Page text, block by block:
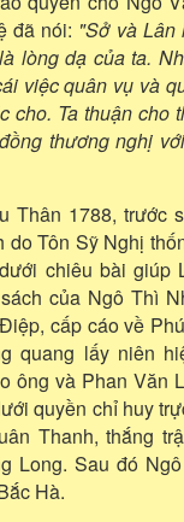
đã nói: "Sở và Lân
lòng dạ của ta.
việc quân vụ và
cho. Ta thuận cho
thương nghị
Thân 1788, trước
do Tôn Sỹ Nghị
chiêu bài giúp
của Ngô Thì
cấp cáo về
quang lấy niên
ông và Phan Văn
quyền chỉ huy
Thanh, thắng
Long. Sau đó
Hà.